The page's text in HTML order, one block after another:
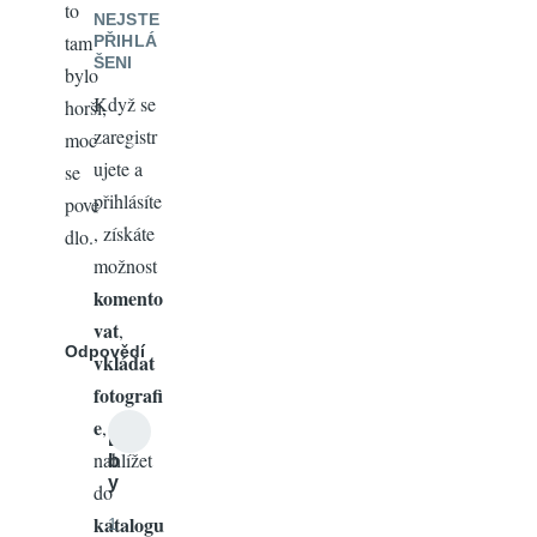
to
tam
bylo
horší,
moc
se
pove
dlo.
Odpovědí
L
b
y
1
NEJSTE
PŘIHLÁ
ŠENI
Když se
zaregistr
ujete a
přihlásíte
, získáte
možnost
komento
vat,
vkládat
fotografi
e,
nahlížet
do
katalogu